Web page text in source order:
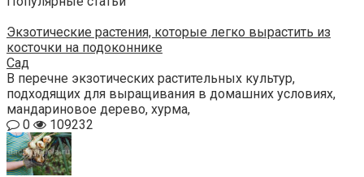
Экзотические растения, которые легко вырастить из
косточки на подоконнике
Сад
В перечне экзотических растительных культур,
подходящих для выращивания в домашних условиях,
мандариновое дерево, хурма,
0
109232